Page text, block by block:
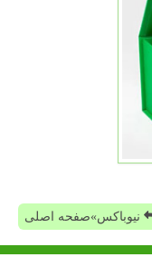
نیوباکس»صفحه اصلی